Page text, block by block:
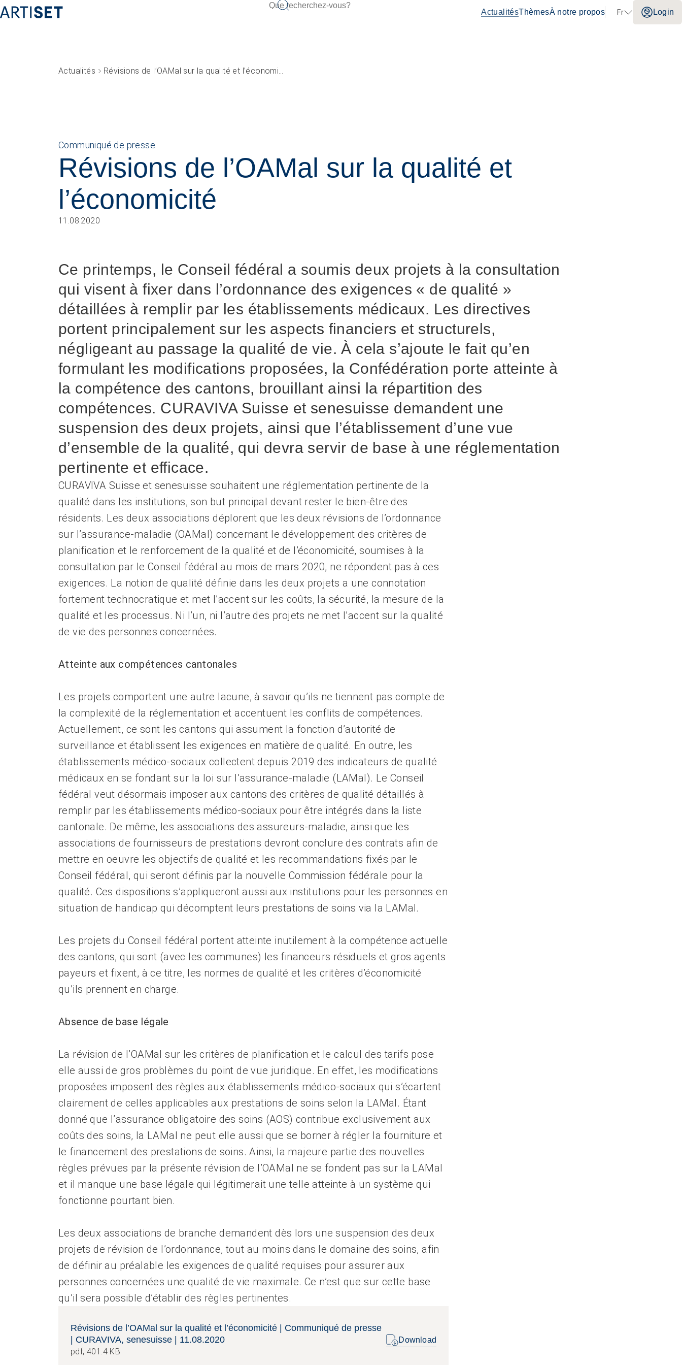
Aller au contenu
ActualitésThèmesÀ notre propos Fr Login
Organiser le travail et construire la culture d’entreprise
Gérer l'entreprise et appliquer la loi
Garantir la sécurité
Régler le financement
Promouvoir des offres
Promouvoir la durabilité
Organiser des achats
Favoriser l'intégration professionnelle
Travailler avec les proches
Accompagner la fin de vie
Organiser les transitions
Aborder les questions de santé
Protéger l'intégrité
Accompagner en cas de démence
Promouvoir la santé mentale
Politiques publiques & Prises de position
Actualités Révisions de l’OAMal sur la qualité et l’économicité
Communiqué de presse
Révisions de l’OAMal sur la qualité et
l’économicité
11.08.2020
Ce printemps, le Conseil fédéral a soumis deux projets à la consultation
qui visent à fixer dans l’ordonnance des exigences « de qualité »
détaillées à remplir par les établissements médicaux. Les directives
portent principalement sur les aspects financiers et structurels,
négligeant au passage la qualité de vie. À cela s’ajoute le fait qu’en
formulant les modifications proposées, la Confédération porte atteinte à
la compétence des cantons, brouillant ainsi la répartition des
compétences. CURAVIVA Suisse et senesuisse demandent une
suspension des deux projets, ainsi que l’établissement d’une vue
d’ensemble de la qualité, qui devra servir de base à une réglementation
pertinente et efficace.
CURAVIVA Suisse et senesuisse souhaitent une réglementation pertinente de la
qualité dans les institutions, son but principal devant rester le bien-être des
résidents. Les deux associations déplorent que les deux révisions de l’ordonnance
sur l’assurance-maladie (OAMal) concernant le développement des critères de
planification et le renforcement de la qualité et de l’économicité, soumises à la
consultation par le Conseil fédéral au mois de mars 2020, ne répondent pas à ces
exigences. La notion de qualité définie dans les deux projets a une connotation
fortement technocratique et met l’accent sur les coûts, la sécurité, la mesure de la
qualité et les processus. Ni l’un, ni l’autre des projets ne met l’accent sur la qualité
de vie des personnes concernées.
Atteinte aux compétences cantonales
Les projets comportent une autre lacune, à savoir qu’ils ne tiennent pas compte de
la complexité de la réglementation et accentuent les conflits de compétences.
Actuellement, ce sont les cantons qui assument la fonction d’autorité de
surveillance et établissent les exigences en matière de qualité. En outre, les
établissements médico-sociaux collectent depuis 2019 des indicateurs de qualité
médicaux en se fondant sur la loi sur l’assurance-maladie (LAMal). Le Conseil
fédéral veut désormais imposer aux cantons des critères de qualité détaillés à
remplir par les établissements médico-sociaux pour être intégrés dans la liste
cantonale. De même, les associations des assureurs-maladie, ainsi que les
associations de fournisseurs de prestations devront conclure des contrats afin de
mettre en oeuvre les objectifs de qualité et les recommandations fixés par le
Conseil fédéral, qui seront définis par la nouvelle Commission fédérale pour la
qualité. Ces dispositions s’appliqueront aussi aux institutions pour les personnes en
situation de handicap qui décomptent leurs prestations de soins via la LAMal.
Les projets du Conseil fédéral portent atteinte inutilement à la compétence actuelle
des cantons, qui sont (avec les communes) les financeurs résiduels et gros agents
payeurs et fixent, à ce titre, les normes de qualité et les critères d’économicité
qu’ils prennent en charge.
Absence de base légale
La révision de l’OAMal sur les critères de planification et le calcul des tarifs pose
elle aussi de gros problèmes du point de vue juridique. En effet, les modifications
proposées imposent des règles aux établissements médico-sociaux qui s’écartent
clairement de celles applicables aux prestations de soins selon la LAMal. Étant
donné que l’assurance obligatoire des soins (AOS) contribue exclusivement aux
coûts des soins, la LAMal ne peut elle aussi que se borner à régler la fourniture et
le financement des prestations de soins. Ainsi, la majeure partie des nouvelles
règles prévues par la présente révision de l’OAMal ne se fondent pas sur la LAMal
et il manque une base légale qui légitimerait une telle atteinte à un système qui
fonctionne pourtant bien.
Les deux associations de branche demandent dès lors une suspension des deux
projets de révision de l’ordonnance, tout au moins dans le domaine des soins, afin
de définir au préalable les exigences de qualité requises pour assurer aux
personnes concernées une qualité de vie maximale. Ce n’est que sur cette base
qu’il sera possible d’établir des règles pertinentes.
Révisions de l’OAMal sur la qualité et l’économicité | Communiqué de presse
| CURAVIVA, senesuisse | 11.08.2020
pdf, 401.4 KB
Download